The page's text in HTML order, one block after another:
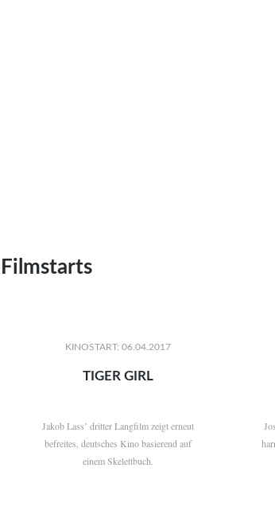
KINOSTART: 06.04.2017
TIGER GIRL
Jakob Lass’ dritter Langfilm zeigt erneut
befreites, deutsches Kino basierend auf
einem Skelettbuch.